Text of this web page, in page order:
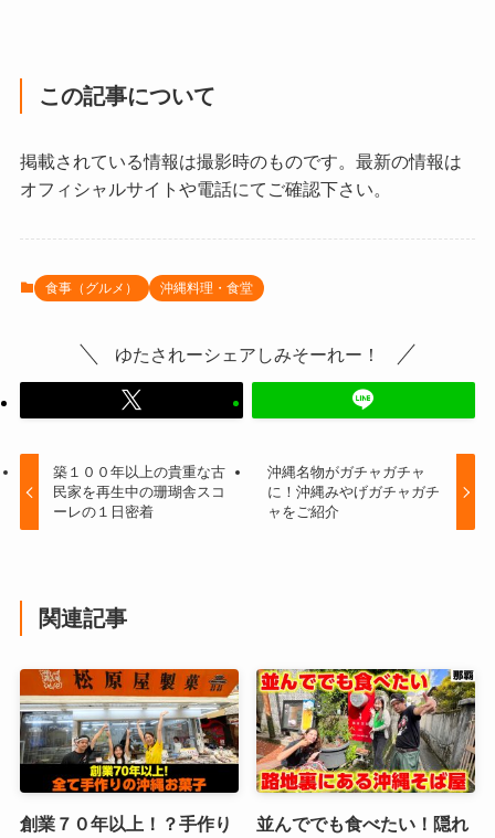
この記事について
掲載されている情報は撮影時のものです。最新の情報は
オフィシャルサイトや電話にてご確認下さい。
食事（グルメ） 沖縄料理・食堂
ゆたされーシェアしみそーれー！
築１００年以上の貴重な古
民家を再生中の珊瑚舎スコ
ーレの１日密着
沖縄名物がガチャガチャ
に！沖縄みやげガチャガチ
ャをご紹介
関連記事
創業７０年以上！？手作り
並んででも食べたい！隠れ